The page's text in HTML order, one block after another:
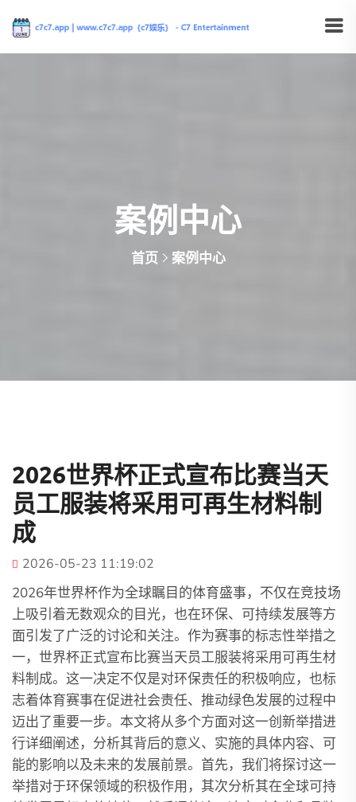
案例中心
首页 案例中心
2026世界杯正式宣布比赛当天
员工服装将采用可再生材料制
成
2026-05-23 11:19:02
2026年世界杯作为全球瞩目的体育盛事，不仅在竞技场
上吸引着无数观众的目光，也在环保、可持续发展等方
面引发了广泛的讨论和关注。作为赛事的标志性举措之
一，世界杯正式宣布比赛当天员工服装将采用可再生材
料制成。这一决定不仅是对环保责任的积极响应，也标
志着体育赛事在促进社会责任、推动绿色发展的过程中
迈出了重要一步。本文将从多个方面对这一创新举措进
行详细阐述，分析其背后的意义、实施的具体内容、可
能的影响以及未来的发展前景。首先，我们将探讨这一
举措对于环保领域的积极作用，其次分析其在全球可持